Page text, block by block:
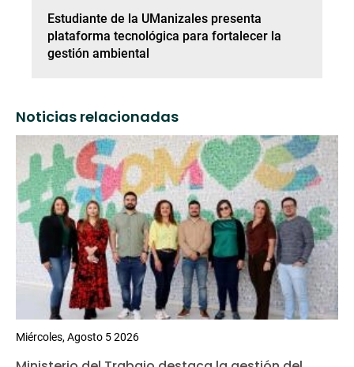
Estudiante de la UManizales presenta
plataforma tecnológica para fortalecer la
gestión ambiental
Noticias relacionadas
Miércoles, Agosto 5 2026